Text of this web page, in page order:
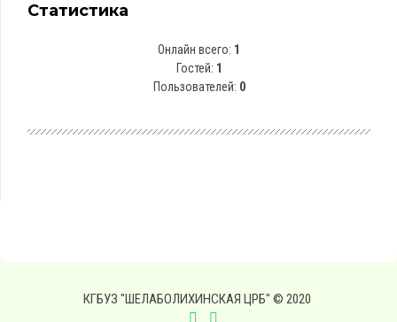
Статистика
Онлайн всего: 1
Гостей: 1
Пользователей: 0
КГБУЗ "ШЕЛАБОЛИХИНСКАЯ ЦРБ" © 2020